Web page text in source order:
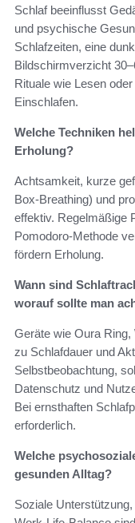
Schlaf beeinflusst
und psychische
Schlafzeiten, eine
Bildschirmverzicht
Rituale wie Lesen
Einschlafen.
Welche Techniken
Erholung?
Achtsamkeit, kurze
Box‑Breathing) und
effektiv. Regelmäßige
Pomodoro‑Methode
fördern Erholung.
Wann sind
worauf sollte man
Geräte wie Oura Ring,
zu Schlafdauer und
Selbstbeobachtung,
Datenschutz und
Bei ernsthaften
erforderlich.
Welche
gesunden Alltag?
Soziale